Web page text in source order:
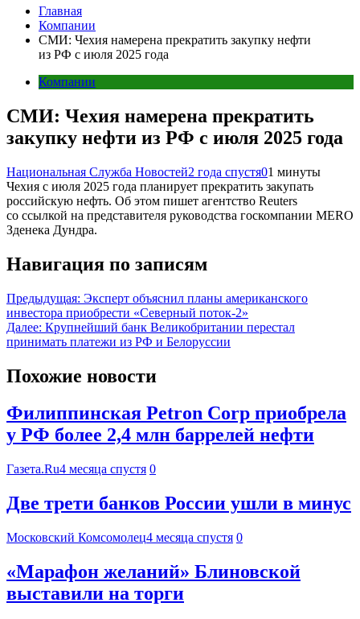
Главная
Компании
СМИ: Чехия намерена прекратить закупку нефти
из РФ с июля 2025 года
Компании
СМИ: Чехия намерена прекратить
закупку нефти из РФ с июля 2025 года
Национальная Служба Новостей2 года спустя01 минуты
Чехия с июля 2025 года планирует прекратить закупать
российскую нефть. Об этом пишет агентство Reuters
со ссылкой на представителя руководства госкомпании MERO
Зденека Дундра.
Навигация по записям
Предыдущая: Эксперт объяснил планы американского
инвестора приобрести «Северный поток-2»
Далее: Крупнейший банк Великобритании перестал
принимать платежи из РФ и Белоруссии
Похожие новости
Филиппинская Petron Corp приобрела
у РФ более 2,4 млн баррелей нефти
Газета.Ru4 месяца спустя 0
Две трети банков России ушли в минус
Московский Комсомолец4 месяца спустя 0
«Марафон желаний» Блиновской
выставили на торги